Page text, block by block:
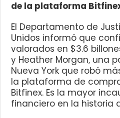
de la plataforma
El Departamento de
Unidos informó que
valorados en $3.6
y Heather Morgan, una
Nueva York que robó
la plataforma de
Bitfinex. Es la mayor
financiero en la historia